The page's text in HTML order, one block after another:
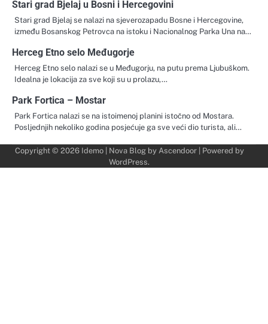
Stari grad Bjelaj u Bosni i Hercegovini
Stari grad Bjelaj se nalazi na sjeverozapadu Bosne i Hercegovine,
između Bosanskog Petrovca na istoku i Nacionalnog Parka Una na…
Herceg Etno selo Međugorje
Herceg Etno selo nalazi se u Međugorju, na putu prema Ljubuškom.
Idealna je lokacija za sve koji su u prolazu,…
Park Fortica – Mostar
Park Fortica nalazi se na istoimenoj planini istočno od Mostara.
Posljednjih nekoliko godina posjećuje ga sve veći dio turista, ali…
Copyright © 2026 Idemo| Nova Blog by Ascendoor| Powered by
WordPress.